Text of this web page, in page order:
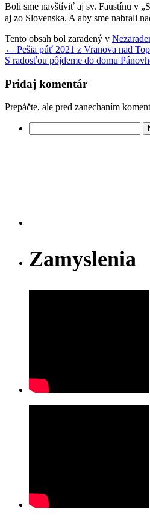
Boli sme navštíviť aj sv. Faustínu v
aj zo Slovenska. A aby sme nabrali
Tento obsah bol zaradený v
← Pešia púť 2021 z Vranova nad
S radosťou pôjdeme do domu
Pridaj komentár
Prepáčte, ale pred zanechaním
Zamyslenia